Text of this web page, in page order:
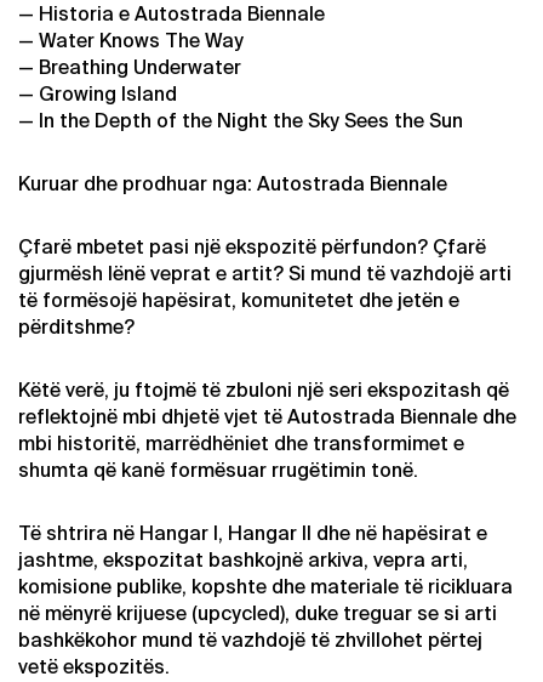
— Historia e Autostrada Biennale
— Water Knows The Way
— Breathing Underwater
— Growing Island
— In the Depth of the Night the Sky Sees the Sun
Kuruar dhe prodhuar nga: Autostrada Biennale
Çfarë mbetet pasi një ekspozitë përfundon? Çfarë
gjurmësh lënë veprat e artit? Si mund të vazhdojë arti
të formësojë hapësirat, komunitetet dhe jetën e
përditshme?
Këtë verë, ju ftojmë të zbuloni një seri ekspozitash që
reflektojnë mbi dhjetë vjet të Autostrada Biennale dhe
mbi historitë, marrëdhëniet dhe transformimet e
shumta që kanë formësuar rrugëtimin tonë.
Të shtrira në Hangar I, Hangar II dhe në hapësirat e
jashtme, ekspozitat bashkojnë arkiva, vepra arti,
komisione publike, kopshte dhe materiale të ricikluara
në mënyrë krijuese (upcycled), duke treguar se si arti
bashkëkohor mund të vazhdojë të zhvillohet përtej
vetë ekspozitës.